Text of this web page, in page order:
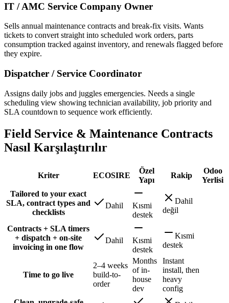
IT / AMC Service Company Owner
Sells annual maintenance contracts and break-fix visits. Wants
tickets to convert straight into scheduled work orders, parts
consumption tracked against inventory, and renewals flagged before
they expire.
Dispatcher / Service Coordinator
Assigns daily jobs and juggles emergencies. Needs a single
scheduling view showing technician availability, job priority and
SLA countdown to sequence work efficiently.
Field Service & Maintenance Contracts
Nasıl Karşılaştırılır
Kriter ECOSIRE
Özel
Yapı
Rakip
Odoo
Yerlisi
Tailored to your exact
SLA, contract types and
checklists
Dahil
Kısmi
destek
Dahil
değil
Contracts + SLA timers
+ dispatch + on-site
invoicing in one flow
Dahil
Kısmi
destek
Kısmi
destek
Time to go live
2–4 weeks
build-to-
order
Months
of in-
house
dev
Instant
install, then
heavy
config